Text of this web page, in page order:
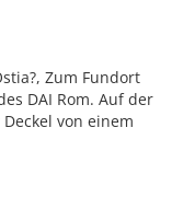
Zum Fundort
DAI Rom. Auf der
von einem